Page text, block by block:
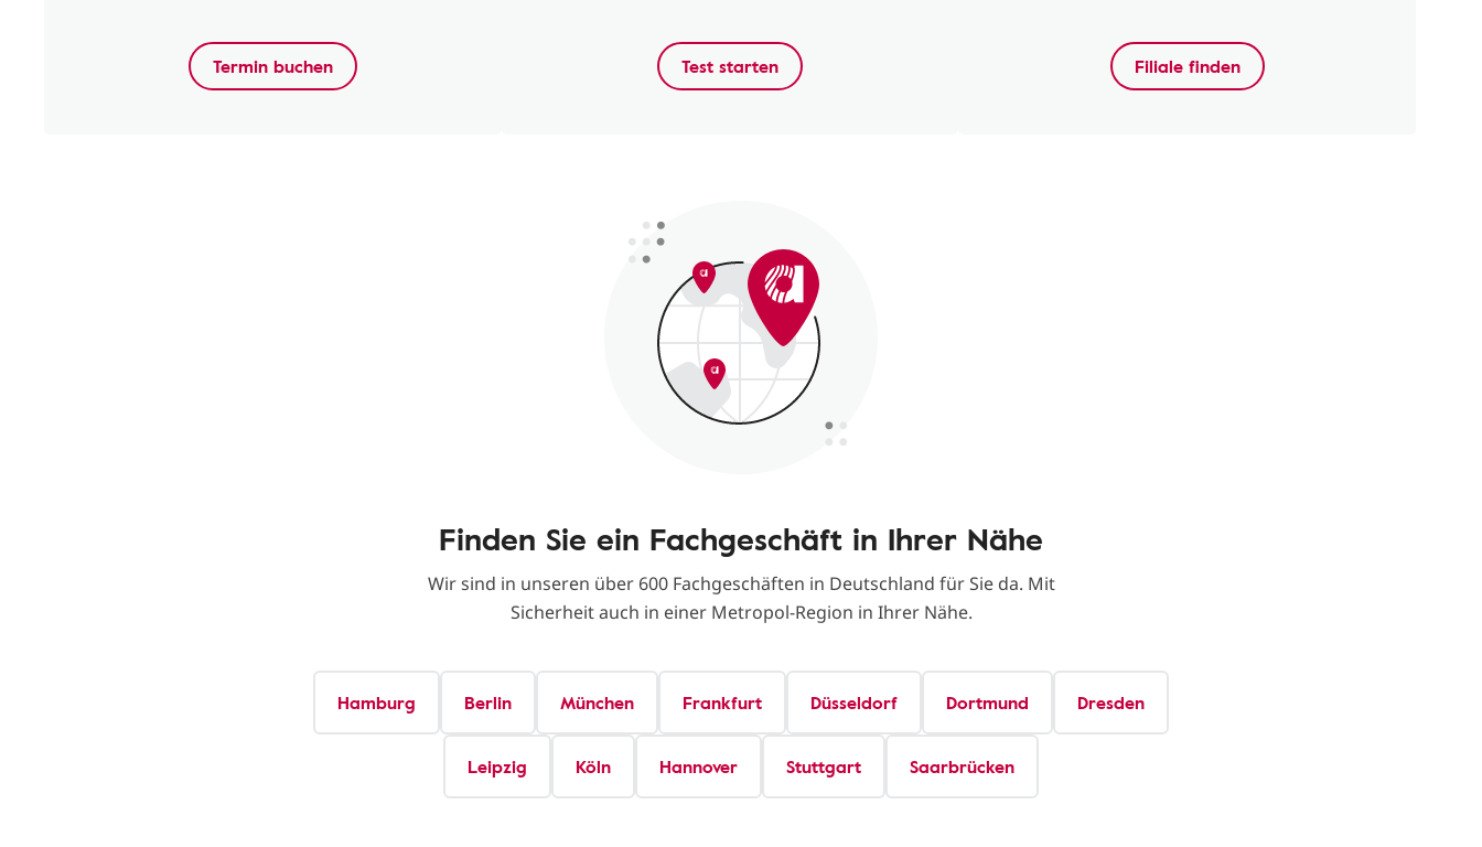
Termin buchen Test starten Filiale finden
Finden Sie ein Fachgeschäft in Ihrer Nähe
Wir sind in unseren über 600 Fachgeschäften in Deutschland für Sie da. Mit
Sicherheit auch in einer Metropol-Region in Ihrer Nähe.
Hamburg Berlin München Frankfurt Düsseldorf Dortmund Dresden
Leipzig Köln Hannover Stuttgart Saarbrücken